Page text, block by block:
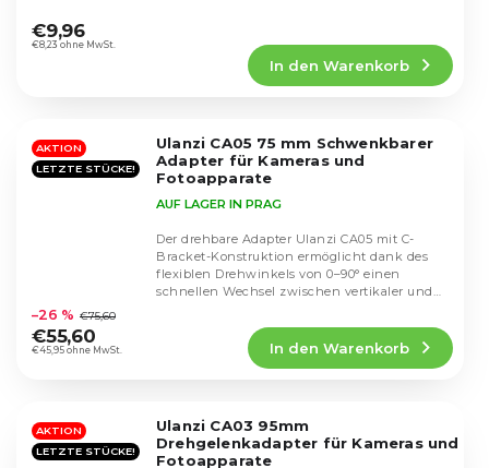
durchschnittliche
Produktbewertung
Sternen.
€8,23 ohne MwSt.
€9,96
In den Warenkorb
AKTION
LETZTE STÜCKE!
Ulanzi CA05 75 mm Schwenkbarer
Adapter für Kameras und
Fotoapparate
durchschnittliche
Produktbewertung
ist
Sternen.
AUF LAGER IN PRAG
€45,95 ohne MwSt.
–26 % €75,60
€55,60
In den Warenkorb
Der drehbare Adapter Ulanzi CA05 mit C-
Bracket-Konstruktion ermöglicht dank des
flexiblen Drehwinkels von 0–90° einen
schnellen Wechsel zwischen vertikaler und
AKTION
LETZTE STÜCKE!
Ulanzi CA03 95mm
Drehgelenkadapter für Kameras und
Fotoapparate